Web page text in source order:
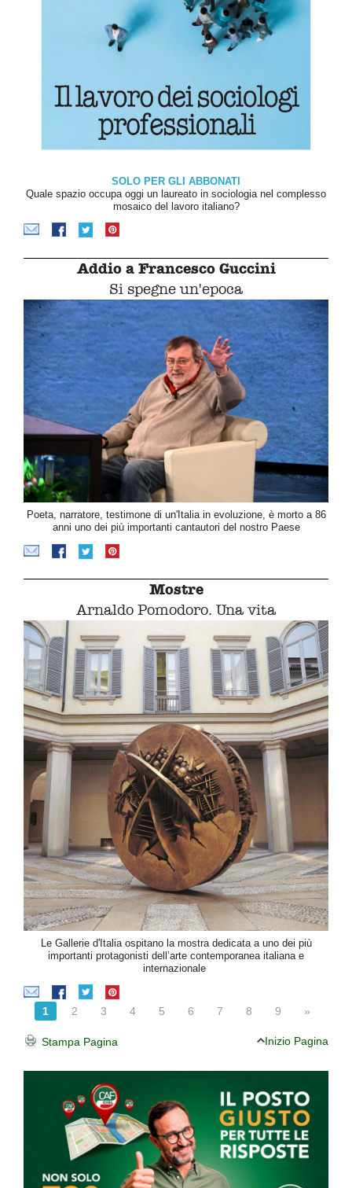
SOLO PER GLI ABBONATI
Quale spazio occupa oggi un laureato in sociologia nel complesso
mosaico del lavoro italiano?
Addio a Francesco Guccini
Si spegne un'epoca
Poeta, narratore, testimone di un'Italia in evoluzione, è morto a 86
anni uno dei più importanti cantautori del nostro Paese
Mostre
Arnaldo Pomodoro. Una vita
Le Gallerie d'Italia ospitano la mostra dedicata a uno dei più
importanti protagonisti dell’arte contemporanea italiana e
internazionale
1 2 3 4 5 6 7 8 9 »
Stampa Pagina Inizio Pagina